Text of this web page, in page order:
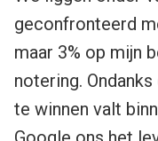
geconfronteerd
maar 3% op mijn
notering.
te winnen valt